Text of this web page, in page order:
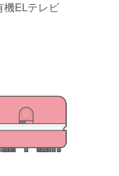
機ELテレビ